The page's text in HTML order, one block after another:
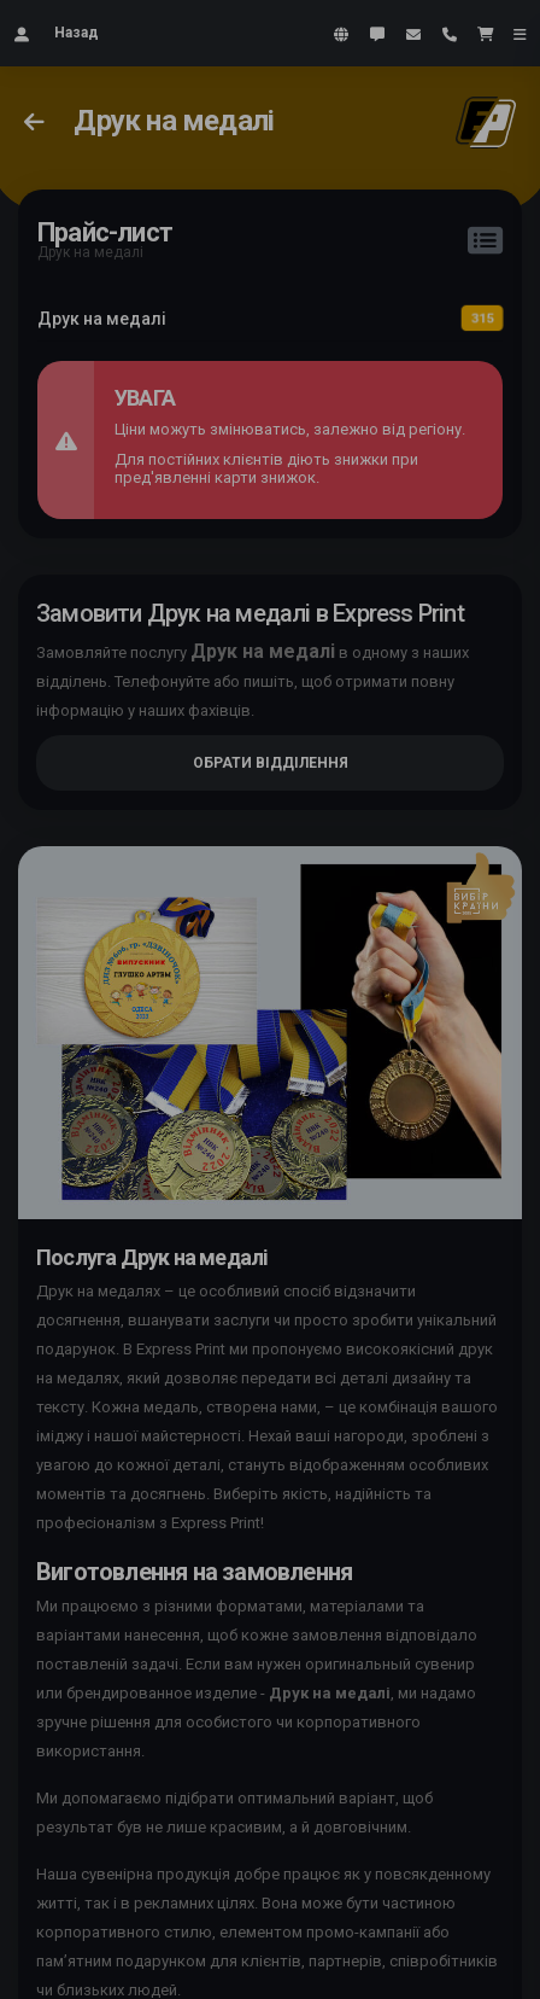
Назад
Друк на медалі
Прайс-лист
Друк на медалі
Друк на медалі 315
УВАГА
Ціни можуть змінюватись, залежно від регіону.
Для постійних клієнтів діють знижки при
пред'явленні карти знижок.
Замовити Друк на медалі в Express Print
Замовляйте послугу Друк на медалі в одному з наших
відділень. Телефонуйте або пишіть, щоб отримати повну
інформацію у наших фахівців.
ОБРАТИ ВІДДІЛЕННЯ
Послуга Друк на медалі
Друк на медалях – це особливий спосіб відзначити
досягнення, вшанувати заслуги чи просто зробити унікальний
подарунок. В Express Print ми пропонуємо високоякісний друк
на медалях, який дозволяє передати всі деталі дизайну та
тексту. Кожна медаль, створена нами, – це комбінація вашого
іміджу і нашої майстерності. Нехай ваші нагороди, зроблені з
увагою до кожної деталі, стануть відображенням особливих
моментів та досягнень. Виберіть якість, надійність та
професіоналізм з Express Print!
Виготовлення на замовлення
Ми працюємо з різними форматами, матеріалами та
варіантами нанесення, щоб кожне замовлення відповідало
поставленій задачі. Если вам нужен оригинальный сувенир
или брендированное изделие - Друк на медалі, ми надамо
зручне рішення для особистого чи корпоративного
використання.
Ми допомагаємо підібрати оптимальний варіант, щоб
результат був не лише красивим, а й довговічним.
Наша сувенірна продукція добре працює як у повсякденному
житті, так і в рекламних цілях. Вона може бути частиною
корпоративного стилю, елементом промо-кампанії або
пам’ятним подарунком для клієнтів, партнерів, співробітників
чи близьких людей.